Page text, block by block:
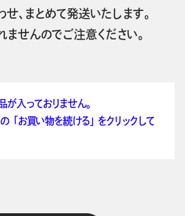
、まとめて発送いたします。
せんのでご注意ください。
が入っておりません。
「お買い物を続ける」 をクリックして